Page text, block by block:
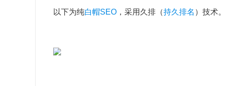
以下为纯白帽SEO ，采用久排（持久排名 ）技术。